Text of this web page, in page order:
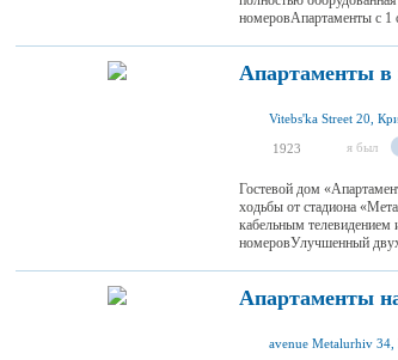
номеровАпартаменты с 1
Апартаменты в
Vitebs'ka Street 20,
1923 я был
Гостевой дом
ходьбы от стадиона
кабельным телевидением
номеровУлучшенный
Апартаменты
avenue Metalurhiv 34,